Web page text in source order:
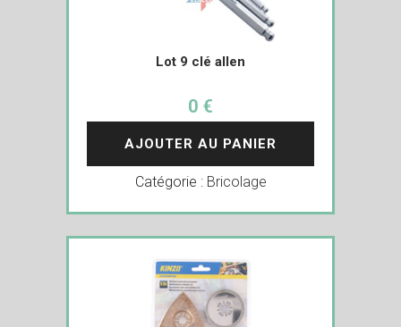
Lot 9 clé allen
0 €
AJOUTER AU PANIER
Catégorie : Bricolage